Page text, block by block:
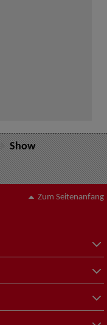
Show
Zum Seitenanfang